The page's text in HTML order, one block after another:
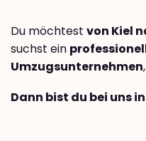
Du möchtest von Kiel
suchst ein
Umzugsunternehmen
Dann bist du bei uns